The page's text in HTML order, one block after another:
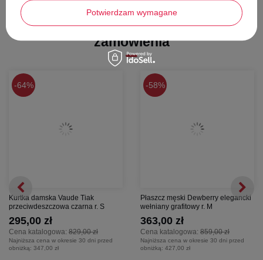
długość - 64,5 cm
długość rękawa - 60,5 cm
Stwórz zestaw i dodaj do
zamówienia
64%
Kurtka damska Vaude Tiak
przeciwdeszczowa czarna r. S
Cena katalogowa: 829,00 zł
295,00 zł
Najniższa cena w okresie 30 dni przed
obniżką: 347,00 zł
58%
Płaszcz męski Dewberry elegancki
wełniany grafitowy r. M
Cena katalogowa: 859,00 zł
363,00 zł
Najniższa cena w okresie 30 dni przed
obniżką: 427,00 zł
Potwierdzam wymagane